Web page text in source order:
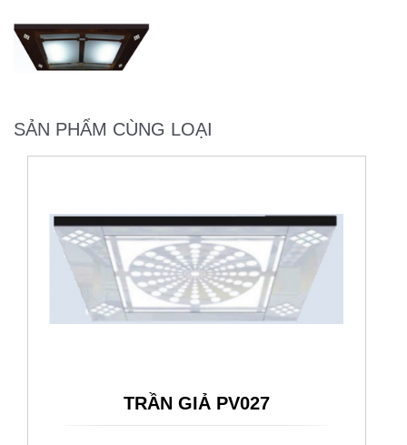
SẢN PHẨM CÙNG LOẠI
TRẦN GIẢ PV027